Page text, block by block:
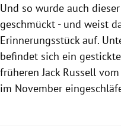
Und so wurde auch
geschmückt - und weist
Erinnerungsstück auf.
befindet sich ein
früheren Jack Russell
im November